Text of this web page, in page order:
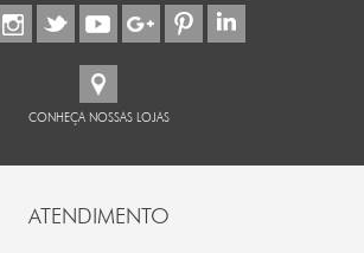
CONHEÇA NOSSAS LOJAS
ATENDIMENTO